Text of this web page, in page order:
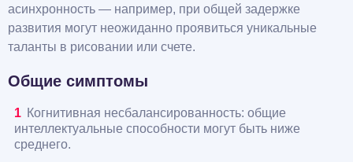
асинхронность — например, при общей задержке
развития могут неожиданно проявиться уникальные
таланты в рисовании или счете.
Общие симптомы
Когнитивная несбалансированность: общие
интеллектуальные способности могут быть ниже
среднего.